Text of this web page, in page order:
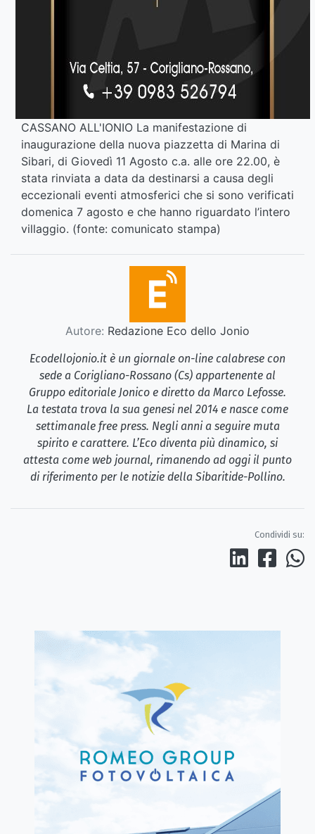
CASSANO ALL'IONIO La manifestazione di
inaugurazione della nuova piazzetta di Marina di
Sibari, di Giovedì 11 Agosto c.a. alle ore 22.00, è
stata rinviata a data da destinarsi a causa degli
eccezionali eventi atmosferici che si sono verificati
domenica 7 agosto e che hanno riguardato l’intero
villaggio. (fonte: comunicato stampa)
Autore: Redazione Eco dello Jonio
Ecodellojonio.it è un giornale on-line calabrese con
sede a Corigliano-Rossano (Cs) appartenente al
Gruppo editoriale Jonico e diretto da Marco Lefosse.
La testata trova la sua genesi nel 2014 e nasce come
settimanale free press. Negli anni a seguire muta
spirito e carattere. L’Eco diventa più dinamico, si
attesta come web journal, rimanendo ad oggi il punto
di riferimento per le notizie della Sibaritide-Pollino.
Condividi su: